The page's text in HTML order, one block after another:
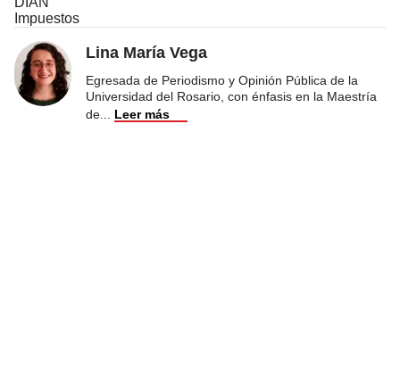
Impuestos
Lina María Vega
Egresada de Periodismo y Opinión Pública de la
Universidad del Rosario, con énfasis en la Maestría
de
Leer más